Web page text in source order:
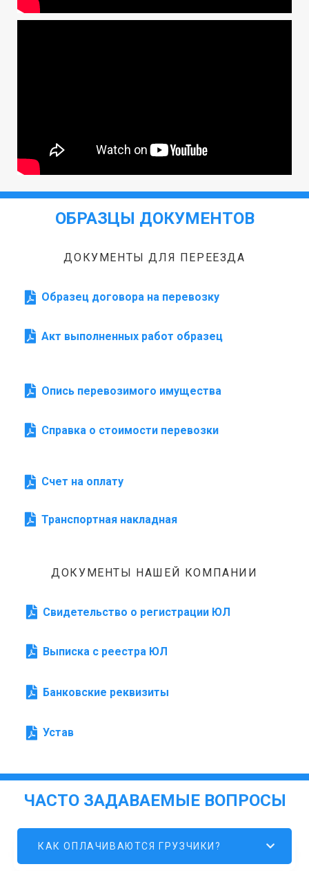
ОБРАЗЦЫ ДОКУМЕНТОВ
ДОКУМЕНТЫ ДЛЯ ПЕРЕЕЗДА
Образец договора на перевозку
Акт выполненных работ образец
Опись перевозимого имущества
Справка о стоимости перевозки
Счет на оплату
Транспортная накладная
ДОКУМЕНТЫ НАШЕЙ КОМПАНИИ
Свидетельство о регистрации ЮЛ
Выписка с реестра ЮЛ
Банковские реквизиты
Устав
ЧАСТО ЗАДАВАЕМЫЕ ВОПРОСЫ
КАК ОПЛАЧИВАЮТСЯ ГРУЗЧИКИ?